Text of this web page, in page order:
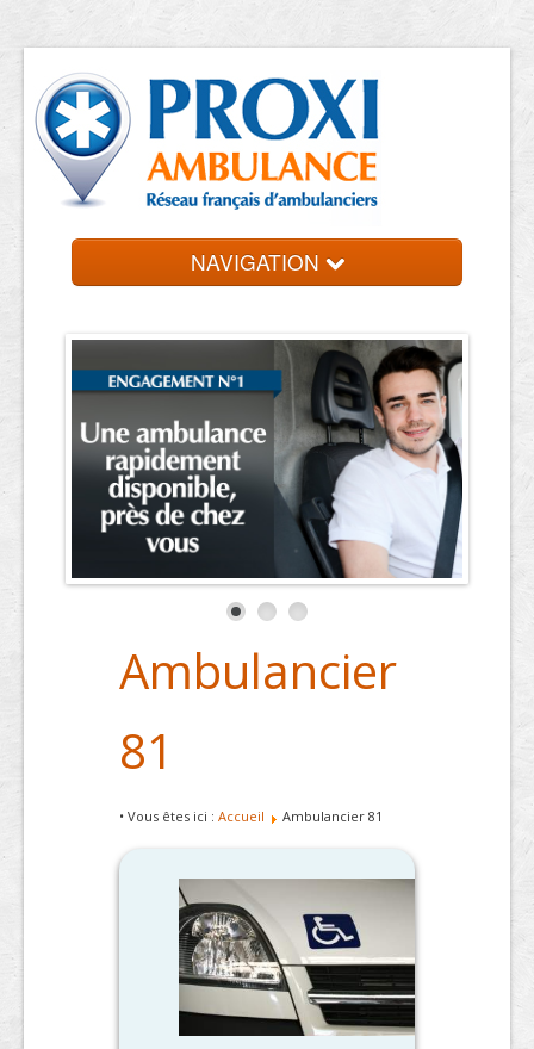
NAVIGATION
Ambulancier
81
• Vous êtes ici : Accueil Ambulancier 81